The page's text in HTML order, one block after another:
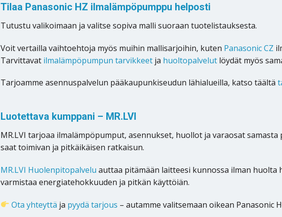
Tilaa Panasonic HZ ilmalämpöpumppu helposti
Tutustu valikoimaan ja valitse sopiva malli suoraan tuotelistauksesta.
Voit vertailla vaihtoehtoja myös muihin mallisarjoihin, kuten Panasonic CZ
Tarvittavat ilmalämpöpumpun tarvikkeet ja huoltopalvelut löydät myös
Tarjoamme asennuspalvelun pääkaupunkiseudun lähialueilla, katso täältä
Luotettava kumppani – MR.LVI
MR.LVI tarjoaa ilmalämpöpumput, asennukset, huollot ja varaosat
saat toimivan ja pitkäikäisen ratkaisun.
MR.LVI Huolenpitopalvelu auttaa pitämään laitteesi kunnossa ilman
varmistaa energiatehokkuuden ja pitkän käyttöiän.
Ota yhteyttä ja pyydä tarjous – autamme valitsemaan oikean Panasonic